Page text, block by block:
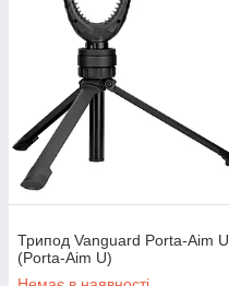
Трипод Vanguard Porta-Aim U
(Porta-Aim U)